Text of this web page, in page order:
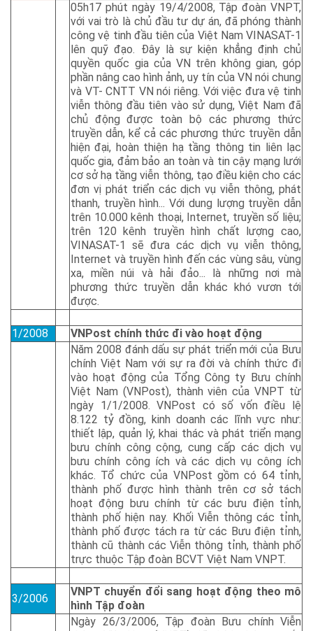
05h17 phút ngày 19/4/2008, Tập đoàn VNPT,
với vai trò là chủ đầu tư dự án, đã phóng thành
công vệ tinh đầu tiên của Việt Nam VINASAT-1
lên quỹ đạo. Đây là sự kiện khẳng định chủ
quyền quốc gia của VN trên không gian, góp
phần nâng cao hình ảnh, uy tín của VN nói chung
và VT- CNTT VN nói riêng. Với việc đưa vệ tinh
viễn thông đầu tiên vào sử dụng, Việt Nam đã
chủ động được toàn bộ các phương thức
truyền dẫn, kể cả các phương thức truyền dẫn
hiện đại, hoàn thiện hạ tầng thông tin liên lạc
quốc gia, đảm bảo an toàn và tin cậy mạng lưới
cơ sở hạ tầng viễn thông, tạo điều kiện cho các
đơn vị phát triển các dịch vụ viễn thông, phát
thanh, truyền hình... Với dung lượng truyền dẫn
trên 10.000 kênh thoại, Internet, truyền số liệu;
trên 120 kênh truyền hình chất lượng cao,
VINASAT-1 sẽ đưa các dịch vụ viễn thông,
Internet và truyền hình đến các vùng sâu, vùng
xa, miền núi và hải đảo... là những nơi mà
phương thức truyền dẫn khác khó vươn tới
được.
1/2008
VNPost chính thức đi vào hoạt động
Năm 2008 đánh dấu sự phát triển mới của Bưu
chính Việt Nam với sự ra đời và chính thức đi
vào hoạt động của Tổng Công ty Bưu chính
Việt Nam (VNPost), thành viên của VNPT từ
ngày 1/1/2008. VNPost có số vốn điều lệ
8.122 tỷ đồng, kinh doanh các lĩnh vực như:
thiết lập, quản lý, khai thác và phát triển mạng
bưu chính công cộng, cung cấp các dịch vụ
bưu chính công ích và các dịch vụ công ích
khác. Tổ chức của VNPost gồm có 64 tỉnh,
thành phố được hình thành trên cơ sở tách
hoạt động bưu chính từ các bưu điện tỉnh,
thành phố hiện nay. Khối Viễn thông các tỉnh,
thành phố được tách ra từ các Bưu điện tỉnh,
thành cũ thành các Viễn thông tỉnh, thành phố
trực thuộc Tập đoàn BCVT Việt Nam VNPT.
3/2006
VNPT chuyển đổi sang hoạt động theo mô
hình Tập đoàn
Ngày 26/3/2006, Tập đoàn Bưu chính Viễn